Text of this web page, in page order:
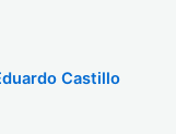
Castillo